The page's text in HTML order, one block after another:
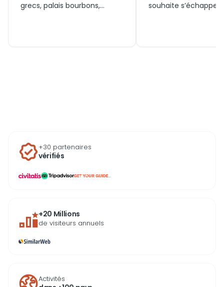
grecs, palais bourbons,
entre grandeur et
authenticité brute.
souhaite s’échapper
+30 partenaires
vérifiés
...
+20 Millions
de visiteurs annuels
Activités